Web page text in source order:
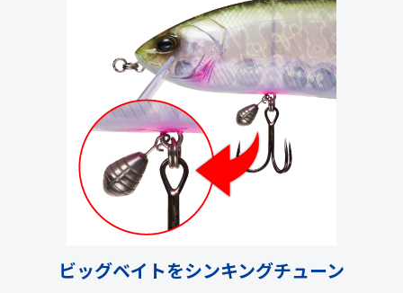
ビッグベイトをシンキングチューン